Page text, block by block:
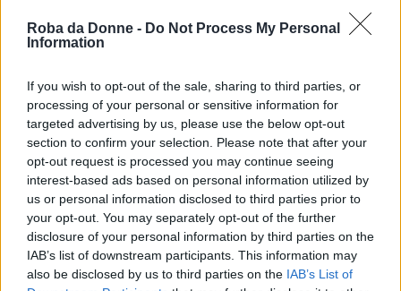
Roba da Donne - Do Not Process My Personal
Information
If you wish to opt-out of the sale, sharing to third parties, or
processing of your personal or sensitive information for
targeted advertising by us, please use the below opt-out
section to confirm your selection. Please note that after your
opt-out request is processed you may continue seeing
interest-based ads based on personal information utilized by
us or personal information disclosed to third parties prior to
your opt-out. You may separately opt-out of the further
disclosure of your personal information by third parties on the
IAB’s list of downstream participants. This information may
also be disclosed by us to third parties on the IAB’s List of
incidenti di percorso, che si saltano con agilità,
la differenza di età (Guy-Claude Kamar, che
dovrebbe rappresentare il vero René Angélil
alle soglie dei 40 anni quando conosce la
dodicenne Aline), dalla difficoltà di avere figli,
fino alla disperazione per la morte del
compagno di una vita. A guidarla ogni volta?
L’amore per la musica e la promessa di non
privare il mondo del suo incredibile talento. Dal